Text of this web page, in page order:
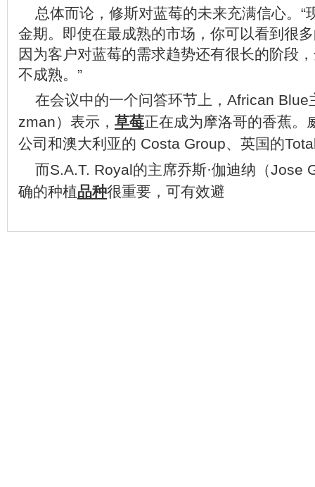
总体而论，修斯对蓝莓的未来充满信心。“
金期。即使在最成熟的市场，你可以看到很
因为客户对蓝莓的需求趋势还有很长的阶段
不成熟。”
在会议中的一个问答环节上，African Blue
zman）表示， 草莓正在成为摩洛哥的香蕉。
公司和澳大利亚的 Costa Group、英国的
而S.A.T. Royal的主席乔斯·伽迪纳（Jose
确的种植品种很重要，可有效避